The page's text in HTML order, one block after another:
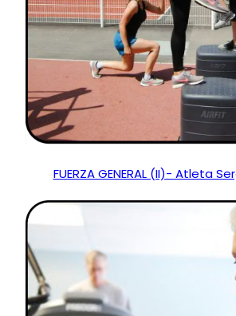
FUERZA GENERAL (II)- Atleta